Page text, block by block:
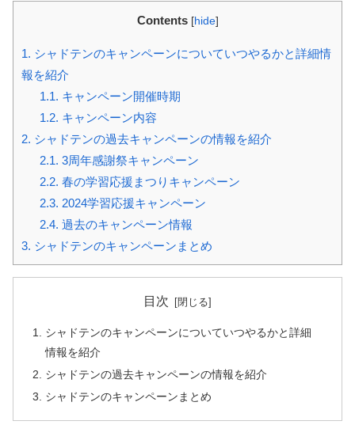
Contents [hide]
1. シャドテンのキャンペーンについていつやるかと詳細情
報を紹介
1.1. キャンペーン開催時期
1.2. キャンペーン内容
2. シャドテンの過去キャンペーンの情報を紹介
2.1. 3周年感謝祭キャンペーン
2.2. 春の学習応援まつりキャンペーン
2.3. 2024学習応援キャンペーン
2.4. 過去のキャンペーン情報
3. シャドテンのキャンペーンまとめ
目次
シャドテンのキャンペーンについていつやるかと詳細
情報を紹介
シャドテンの過去キャンペーンの情報を紹介
シャドテンのキャンペーンまとめ